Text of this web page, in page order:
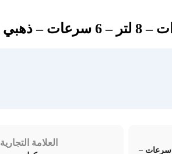
عجانه كهرباء كولن 1300 وات – 8 لتر – 6 سرعات –
العلامة التجارية